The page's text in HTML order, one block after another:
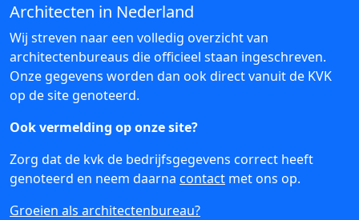
Architecten in Nederland
Wij streven naar een volledig overzicht van
architectenbureaus die officieel staan ingeschreven.
Onze gegevens worden dan ook direct vanuit de KVK
op de site genoteerd.
Ook vermelding op onze site?
Zorg dat de kvk de bedrijfsgegevens correct heeft
genoteerd en neem daarna contact met ons op.
Groeien als architectenbureau?